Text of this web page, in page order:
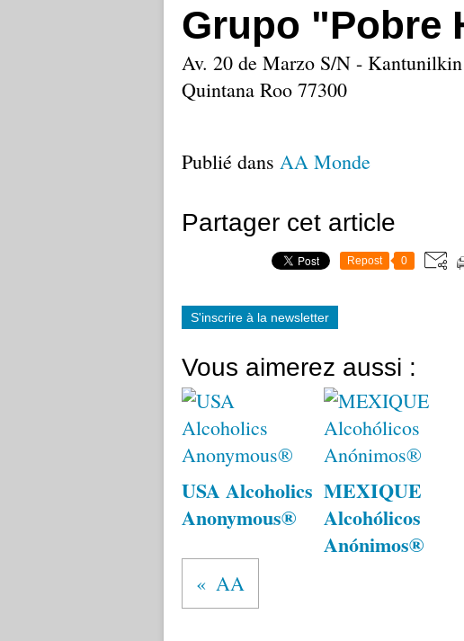
Grupo "Pobre
Av. 20 de Marzo S/N -
Quintana Roo 77300
Publié dans AA Monde
Partager cet article
Repost 0
S'inscrire à la newsletter
Vous aimerez aussi :
USA Alcoholics
Anonymous®
MEXIQUE
Alcohólicos
Anónimos®
AA